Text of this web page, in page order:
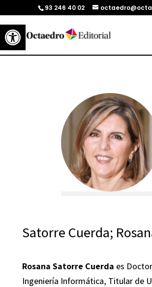
Abrir barra de herramientas
93 246 40 02
Satorre Cuerda;
Rosana Satorre Cuerda es
Ingeniería Informática, Titular de